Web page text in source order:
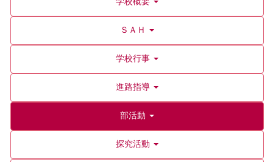
ＳＡＨ
学校行事
進路指導
部活動
探究活動